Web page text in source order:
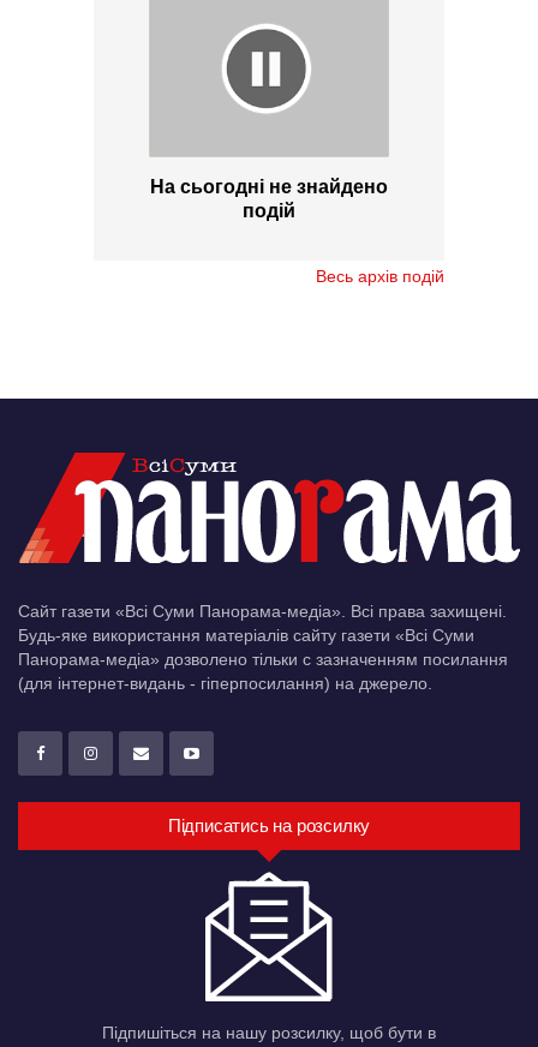
На сьогодні не знайдено
подій
Весь архів подій
Сайт газети «Всі Суми Панорама-медіа». Всі права захищені.
Будь-яке використання матеріалів сайту газети «Всі Суми
Панорама-медіа» дозволено тільки c зазначенням посилання
(для інтернет-видань - гіперпосилання) на джерело.
Підписатись на розсилку
Підпишіться на нашу розсилку, щоб бути в